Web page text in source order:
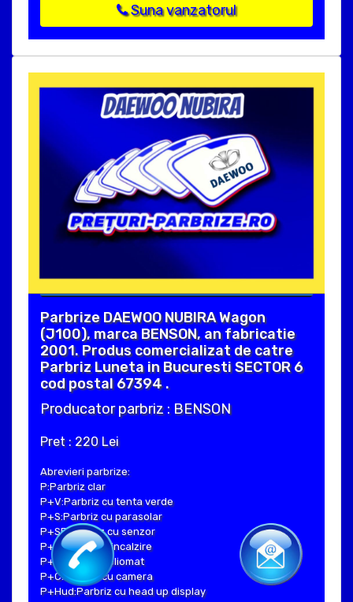
Suna vanzatorul
Parbrize DAEWOO NUBIRA Wagon
(J100), marca BENSON, an fabricatie
2001. Produs comercializat de catre
Parbriz Luneta in Bucuresti SECTOR 6
cod postal 67394 .
Producator parbriz : BENSON
Pret : 220 Lei
Abrevieri parbrize:
P:Parbriz clar
P+V:Parbriz cu tenta verde
P+S:Parbriz cu parasolar
P+SE:Parbriz cu senzor
P+I:Parbriz cu incalzire
P+H:Parbriz heliomat
P+C:Parbriz cu camera
P+Hud:Parbriz cu head up display